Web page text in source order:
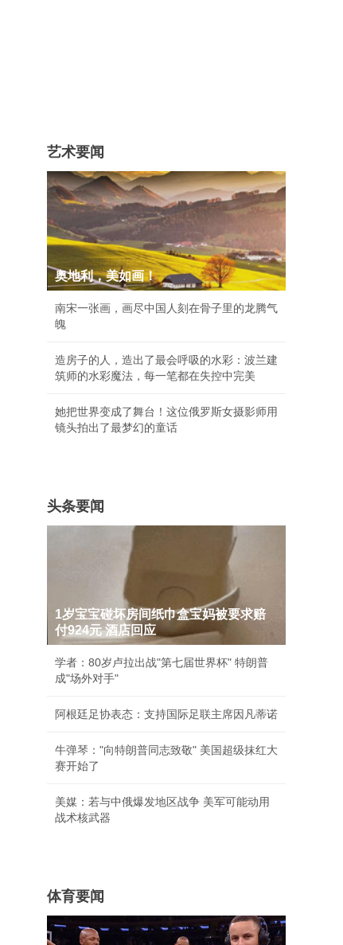
艺术要闻
奥地利，美如画！
南宋一张画，画尽中国人刻在骨子里的龙腾气
魄
造房子的人，造出了最会呼吸的水彩：波兰建
筑师的水彩魔法，每一笔都在失控中完美
她把世界变成了舞台！这位俄罗斯女摄影师用
镜头拍出了最梦幻的童话
头条要闻
1岁宝宝碰坏房间纸巾盒宝妈被要求赔
付924元 酒店回应
学者：80岁卢拉出战"第七届世界杯" 特朗普
成"场外对手"
阿根廷足协表态：支持国际足联主席因凡蒂诺
牛弹琴："向特朗普同志致敬" 美国超级抹红大
赛开始了
美媒：若与中俄爆发地区战争 美军可能动用
战术核武器
体育要闻